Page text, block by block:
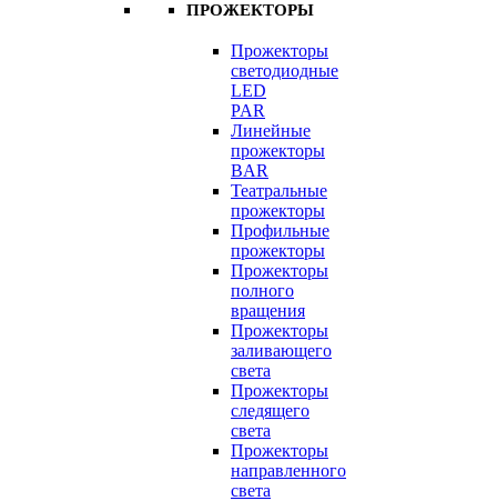
ПРОЖЕКТОРЫ
Прожекторы
светодиодные
LED
PAR
Линейные
прожекторы
BAR
Театральные
прожекторы
Профильные
прожекторы
Прожекторы
полного
вращения
Прожекторы
заливающего
света
Прожекторы
следящего
света
Прожекторы
направленного
света